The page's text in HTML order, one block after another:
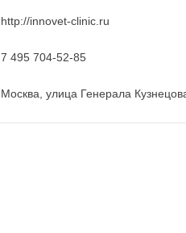
http://innovet-clinic.ru
7 495 704-52-85
Москва, улица Генерала